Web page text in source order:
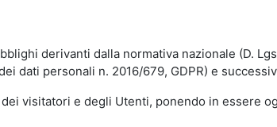
derivanti dalla normativa nazionale (D.
dati personali n. 2016/679, GDPR) e
visitatori e degli Utenti, ponendo in essere